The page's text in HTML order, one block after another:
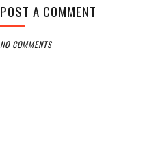
POST A COMMENT
NO COMMENTS